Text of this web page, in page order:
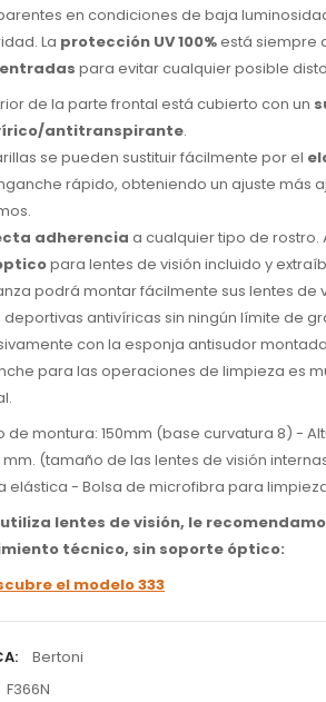
en condiciones de baja
La protección UV 100%está siempre
para evitar cualquier posible
de la parte frontal está cubierto con un
antitranspirante.
se pueden sustituir fácilmente por el
rápido, obteniendo un ajuste más
adherencia a cualquier tipo de rostro.
para lentes de visión incluido y
podrá montar fácilmente sus lentes de
antivíricas sin ningún límite de
con la esponja antisudor
para las operaciones de limpieza es
de montura: 150mm (base curvatura 8) -
mm. (tamaño de las lentes de visión
elástica - Bolsa de microfibra para
utiliza lentes de visión, le
técnico, sin soporte óptico:
el modelo 333
Bertoni
F366N